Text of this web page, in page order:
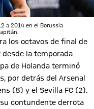
a 2014 en el Borussia
los octavos de final de
desde la temporada
de Holanda terminó
por detrás del Arsenal
(8) y el Sevilla FC (2).
contundente derrota